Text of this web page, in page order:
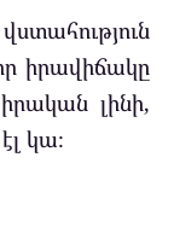
իրավիճակը
լինի,
կա։